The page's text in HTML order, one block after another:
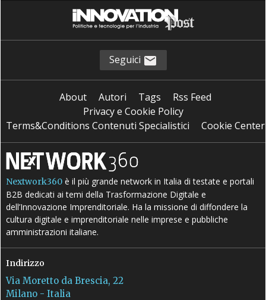
Seguici
About Autori Tags
Rss Feed
Privacy e Cookie Policy
Terms&Conditions Contenuti Specialistici
Cookie Center
Nextwork360 è il più grande network in Italia di testate e portali
B2B dedicati ai temi della Trasformazione Digitale e
dell’Innovazione Imprenditoriale. Ha la missione di diffondere la
cultura digitale e imprenditoriale nelle imprese e pubbliche
amministrazioni italiane.
Indirizzo
Via Moretto da Brescia, 22
Milano - Italia